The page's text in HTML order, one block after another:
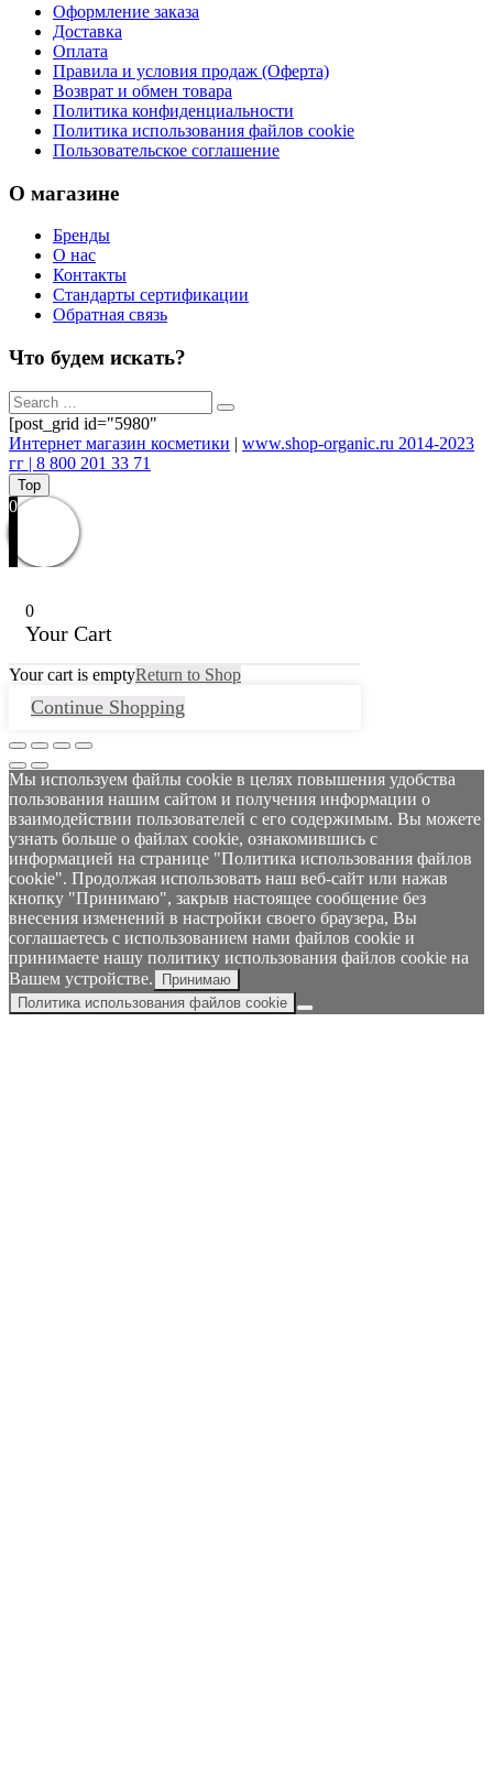
Оформление заказа
Доставка
Оплата
Правила и условия продаж (Оферта)
Возврат и обмен товара
Политика конфиденциальности
Политика использования файлов cookie
Пользовательское соглашение
О магазине
Бренды
О нас
Контакты
Стандарты сертификации
Обратная связь
Что будем искать?
[post_grid id="5980"
Интернет магазин косметики | www.shop-organic.ru 2014-2023
гг | 8 800 201 33 71
Top
0
0
Your Cart
Your cart is emptyReturn to Shop
Continue Shopping
Мы используем файлы cookie в целях повышения удобства
пользования нашим сайтом и получения информации о
взаимодействии пользователей с его содержимым. Вы можете
узнать больше о файлах cookie, ознакомившись с
информацией на странице "Политика использования файлов
cookie". Продолжая использовать наш веб-сайт или нажав
кнопку "Принимаю", закрыв настоящее сообщение без
внесения изменений в настройки своего браузера, Вы
соглашаетесь с использованием нами файлов cookie и
принимаете нашу политику использования файлов cookie на
Вашем устройстве.
Принимаю
Политика использования файлов cookie